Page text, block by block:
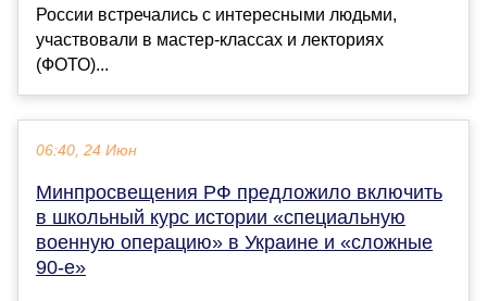
России встречались с интересными людьми,
участвовали в мастер-классах и лекториях
(ФОТО)...
06:40, 24 Июн
Минпросвещения РФ предложило включить
в школьный курс истории «специальную
военную операцию» в Украине и «сложные
90-е»